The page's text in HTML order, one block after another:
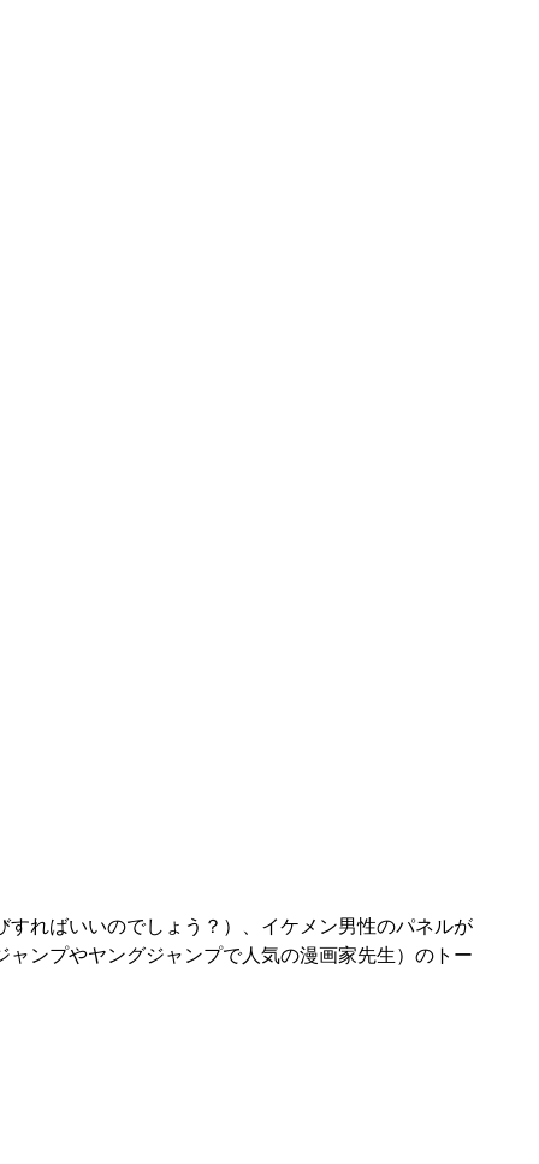
ればいいのでしょう？）、イケメン男性のパネルが
ンプやヤングジャンプで人気の漫画家先生）のトー